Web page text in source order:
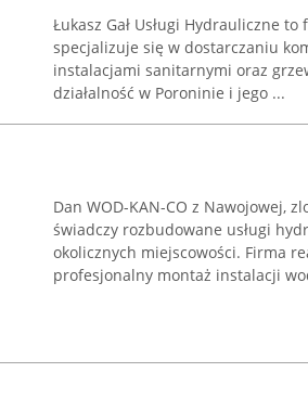
Łukasz Gał Usługi Hydrauliczne
specjalizuje się w dostarczaniu
instalacjami sanitarnymi oraz
działalność w Poroninie i jego ...
Dan WOD-KAN-CO z Nawojowej,
świadczy rozbudowane usługi
okolicznych miejscowości. Firma
profesjonalny montaż instalacji